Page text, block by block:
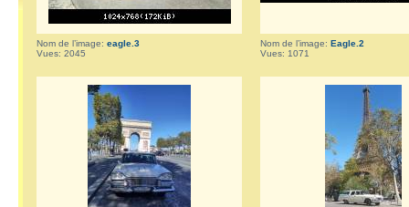
Nom de l’image: eagle.3
Vues: 2045
Nom de l’image: Eagle.2
Vues: 1071